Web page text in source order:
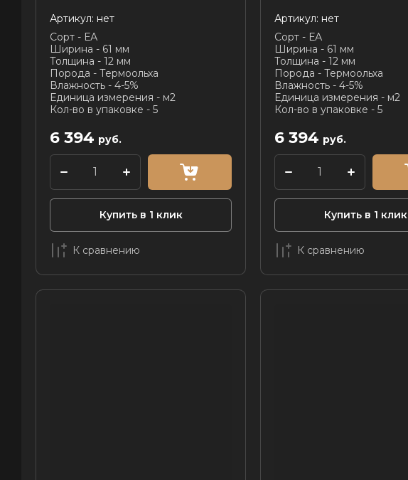
Артикул: нет
Сорт - ЕА
Ширина - 61 мм
Толщина - 12 мм
Порода - Термоольха
Влажность - 4-5%
Единица измерения - м2
Кол-во в упаковке - 5
6 394 руб.
Купить в 1 клик
К сравнению
Артикул: нет
Сорт - ЕА
Ширина - 61 мм
Толщина - 12 мм
Порода - Термоольха
Влажность - 4-5%
Единица измерения - м2
Кол-во в упаковке - 5
6 394 руб.
Купить в 1 клик
К сравнению